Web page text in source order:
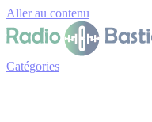
Aller au contenu
Catégories
Panneau de gestion des cookies